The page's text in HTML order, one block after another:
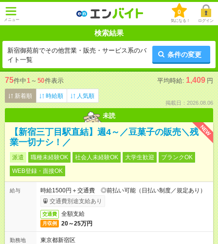
メニュー
0
気になる！ ログイン
検索結果
新宿御苑前でその他営業・販売・サービス系のバ
イト一覧
条件の変更
75件中1 ～ 50件表示 平均時給: 1,409 円
新着順 時給順 人気順
掲載日：2026.08.06
未読
NEW
【新宿三丁目駅直結】週4～／豆菓子の販売＼残
業一切ナシ！／
派遣 職種未経験OK 社会人未経験OK 大学生歓迎
ブランクOK
WEB登録・面接OK
給与
時給1500円＋交通費 ◎前払い可能（日払い制度／規定あり）
交通費別途支給あり
交通費 全額支給
月収例 20～25万円
勤務地
東京都新宿区